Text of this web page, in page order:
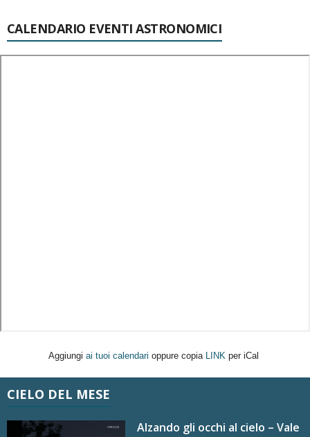
CALENDARIO EVENTI ASTRONOMICI
Aggiungi ai tuoi calendari oppure copia LINK per iCal
CIELO DEL MESE
Alzando gli occhi al cielo – Vale